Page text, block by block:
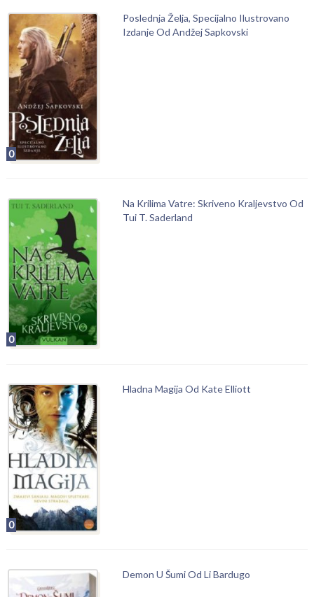
0
Poslednja Želja, Specijalno Ilustrovano
Izdanje Od Andžej Sapkovski
0
Na Krilima Vatre: Skriveno Kraljevstvo Od
Tui T. Saderland
0
Hladna Magija Od Kate Elliott
Demon U Šumi Od Li Bardugo